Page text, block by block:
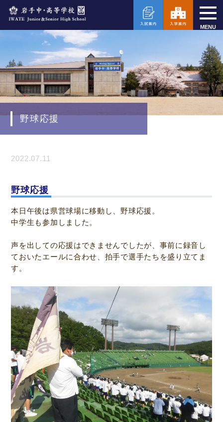
MENU
野球応援
2022.07.11
野球応援
本日午後は県営球場に移動し、野球応援。
中学生も参加しました。
声を出しての応援はできませんでしたが、事前に録音し
ておいたエールに合わせ、拍手で選手たちを盛り立てま
す。